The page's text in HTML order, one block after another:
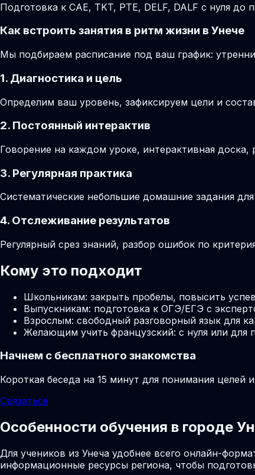
Подготовка к CAE, TKT, PTE, DELF, DALF с нуля
Как встроить занятия в ритм жизни в Унече
Мы подбираем расписание под ваш график:
1. Диагностика и цель
Определим ваш уровень, зафиксируем цели и
2. Постоянный интерактив
Говорение на каждом уроке, интерактивная доска,
3. Регулярная практика
Систематические небольшие домашние задания
4. Отслеживание результатов
Регулярный срез знаний, разбор ошибок по
Кому это подходит
Школьникам: закрыть пробелы, повысить
Выпускникам: подготовка к ОГЭ/ЕГЭ с
Взрослым: свободный разговорный язык для
Желающим учить французский: с нуля или для
Начнем с бесплатного знакомства
Короткая беседа на 15 минут для понимания целей
Связаться
Особенности обучения в городе
Для учеников из Унеча удобнее всего онлайн-
информационные ресурсы региона, чтобы